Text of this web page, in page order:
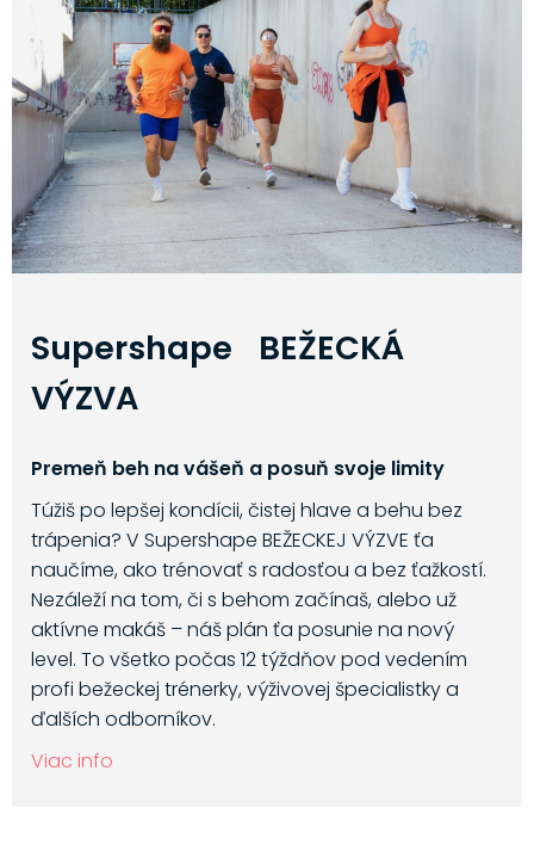
Supershape BEŽECKÁ
VÝZVA
Premeň beh na vášeň a posuň svoje limity
Túžiš po lepšej kondícii, čistej hlave a behu bez
trápenia? V Supershape BEŽECKEJ VÝZVE ťa
naučíme, ako trénovať s radosťou a bez ťažkostí.
Nezáleží na tom, či s behom začínaš, alebo už
aktívne makáš – náš plán ťa posunie na nový
level. To všetko počas 12 týždňov pod vedením
profi bežeckej trénerky, výživovej špecialistky a
ďalších odborníkov.
Viac info